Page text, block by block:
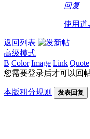
回复
使用道
返回列表
高级模式
B Color Image Link Quote
您需要登录后才可以回
本版积分规则 发表回复